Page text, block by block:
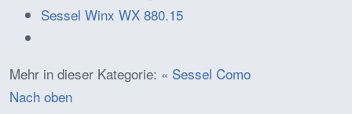
Sessel Winx WX 880.15
Mehr in dieser Kategorie: « Sessel Como
Nach oben